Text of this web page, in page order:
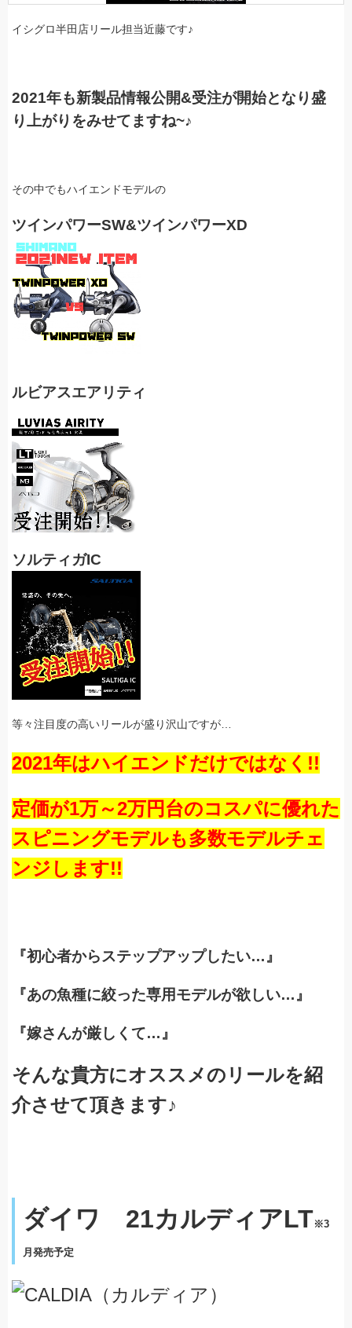
イシグロ半田店リール担当近藤です♪
2021年も新製品情報公開&受注が開始となり盛
り上がりをみせてますね~♪
その中でもハイエンドモデルの
ツインパワーSW&ツインパワーXD
ルビアスエアリティ
ソルティガIC
等々注目度の高いリールが盛り沢山ですが…
2021年はハイエンドだけではなく!!
定価が1万～2万円台のコスパに優れた
スピニングモデルも多数モデルチェ
ンジします!!
『初心者からステップアップしたい…』
『あの魚種に絞った専用モデルが欲しい…』
『嫁さんが厳しくて…』
そんな貴方にオススメのリールを紹
介させて頂きます♪
ダイワ 21カルディアLT※3
月発売予定